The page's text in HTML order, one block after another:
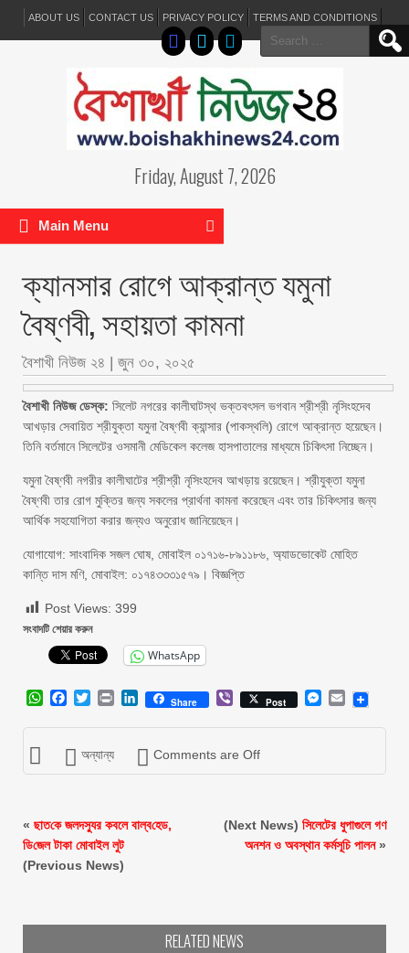
ABOUT US CONTACT US PRIVACY POLICY TERMS AND CONDITIONS
Search
for:
Friday, August 7, 2026
Main Menu
ক্যানসার রোগে আক্রান্ত যমুনা
বৈষ্ণবী, সহায়তা কামনা
বৈশাখী নিউজ ২৪ | জুন ৩০, ২০২৫
বৈশাখী নিউজ ডেস্ক: সিলেট নগরের কালীঘাটস্থ ভক্তবৎসল ভগবান শ্রীশ্রী নৃসিংহদেব
আখড়ার সেবায়িত শ্রীযুক্তা যমুনা বৈষ্ণবী ক্যান্সার (পাকস্থলি) রোগে আক্রান্ত হয়েছেন।
তিনি বর্তমানে সিলেটের ওসমানী মেডিকেল কলেজ হাসপাতালের মাধ্যমে চিকিৎসা নিচ্ছেন।
যমুনা বৈষ্ণবী নগরীর কালীঘাটের শ্রীশ্রী নৃসিংহদেব আখড়ায় রয়েছেন। শ্রীযুক্তা যমুনা
বৈষ্ণবী তার রোগ মুক্তির জন্য সকলের প্রার্থনা কামনা করেছেন এবং তার চিকিৎসার জন্য
আর্থিক সহযোগিতা করার জন্যও অনুরোধ জানিয়েছেন।
যোগাযোগ: সাংবাদিক সজল ঘোষ, মোবাইল ০১৭১৬-৮৯১১৮৬, অ্যাডভোকেট মোহিত
কান্তি দাস মণি, মোবাইল: ০১৭৪৩৩৩১৫৭৯। বিজ্ঞপ্তি
Post Views: 399
সংবাদটি শেয়ার করুন
WhatsApp
WhatsApp
Facebook
Twitter
Print LinkedIn
Share ViberPost Messenger
Email
অন্যান্য Comments are Off
« ছাত‌কে জলদস্যুর কবলে বাল্ব‌হেড,
ডি‌জেল টাকা মোবাইল লুট
(Previous News)
(Next News) সিলেটের ধুপাগুলে গণ
অনশন ও অবস্থান কর্মসূচি পালন»
RELATED NEWS